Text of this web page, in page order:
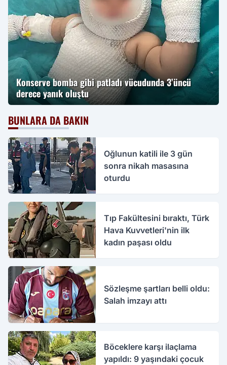
Konserve bomba gibi patladı vücudunda 3’üncü
derece yanık oluştu
BUNLARA DA BAKIN
Oğlunun katili ile 3 gün
sonra nikah masasına
oturdu
Tıp Fakültesini bıraktı, Türk
Hava Kuvvetleri'nin ilk
kadın paşası oldu
Sözleşme şartları belli oldu:
Salah imzayı attı
Böceklere karşı ilaçlama
yapıldı: 9 yaşındaki çocuk